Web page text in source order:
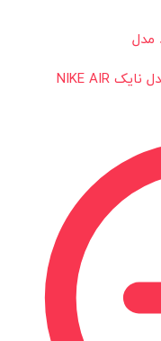
کفش کتانی اسپرت مردانه رنگ سفید مدل نایک NIKE AIR